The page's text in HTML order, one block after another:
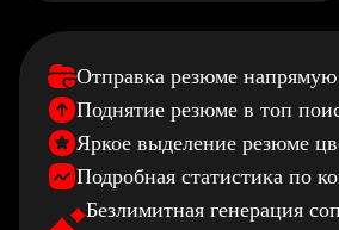
Отправка резюме
Поднятие резюме в топ
Яркое выделение резюме
Подробная статистика по
Безлимитная генерация